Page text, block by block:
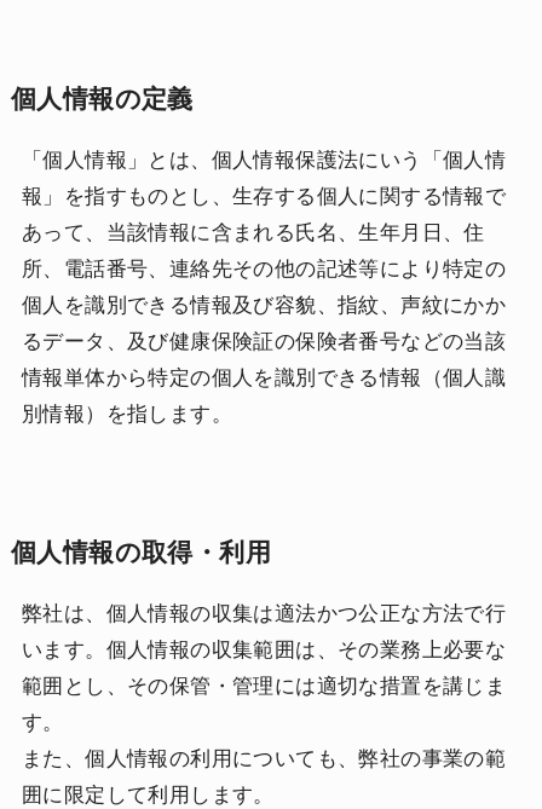
個人情報の定義
「個人情報」とは、個人情報保護法にいう「個人情
報」を指すものとし、生存する個人に関する情報で
あって、当該情報に含まれる氏名、生年月日、住
所、電話番号、連絡先その他の記述等により特定の
個人を識別できる情報及び容貌、指紋、声紋にかか
るデータ、及び健康保険証の保険者番号などの当該
情報単体から特定の個人を識別できる情報（個人識
別情報）を指します。
個人情報の取得・利用
弊社は、個人情報の収集は適法かつ公正な方法で行
います。個人情報の収集範囲は、その業務上必要な
範囲とし、その保管・管理には適切な措置を講じま
す。
また、個人情報の利用についても、弊社の事業の範
囲に限定して利用します。